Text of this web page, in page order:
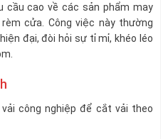
cầu cao về các sản phẩm may
cửa. Công việc này thường
đại, đòi hỏi sự tỉ mỉ, khéo léo
công nghiệp để cắt vải theo